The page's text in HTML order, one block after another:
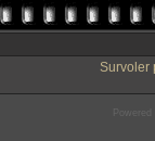
Survoler